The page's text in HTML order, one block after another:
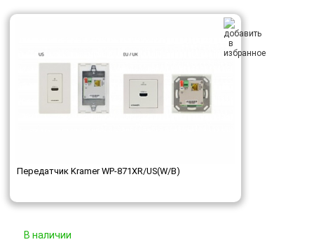
Передатчик Kramer WP-871XR/US(W/B)
В наличии